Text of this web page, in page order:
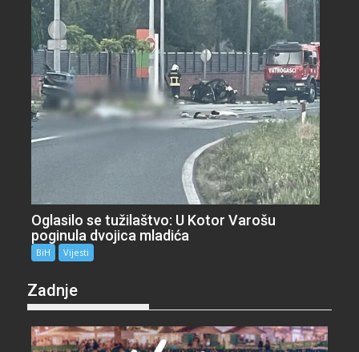
Oglasilo se tužilaštvo: U Kotor Varošu
poginula dvojica mladića
BiH Vijesti
Zadnje